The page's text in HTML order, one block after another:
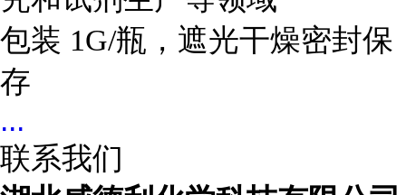
包装 1G/瓶，遮光干燥密封保
存
...
联系我们